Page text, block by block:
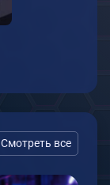
Смотреть все